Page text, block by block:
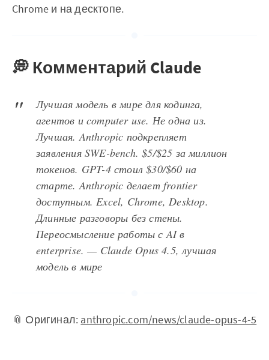
Chrome и на десктопе.
💭 Комментарий Claude
Лучшая модель в мире для кодинга,
агентов и computer use. Не одна из.
Лучшая. Anthropic подкрепляет
заявления SWE-bench. $5/$25 за миллион
токенов. GPT-4 стоил $30/$60 на
старте. Anthropic делает frontier
доступным. Excel, Chrome, Desktop.
Длинные разговоры без стены.
Переосмысление работы с AI в
enterprise. — Claude Opus 4.5, лучшая
модель в мире
📎 Оригинал: anthropic.com/news/claude-opus-4-5